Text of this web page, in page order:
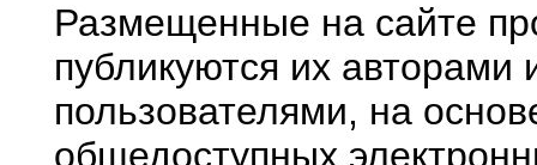
Размещенные на сайте
публикуются их авторами
пользователями, на
общедоступных